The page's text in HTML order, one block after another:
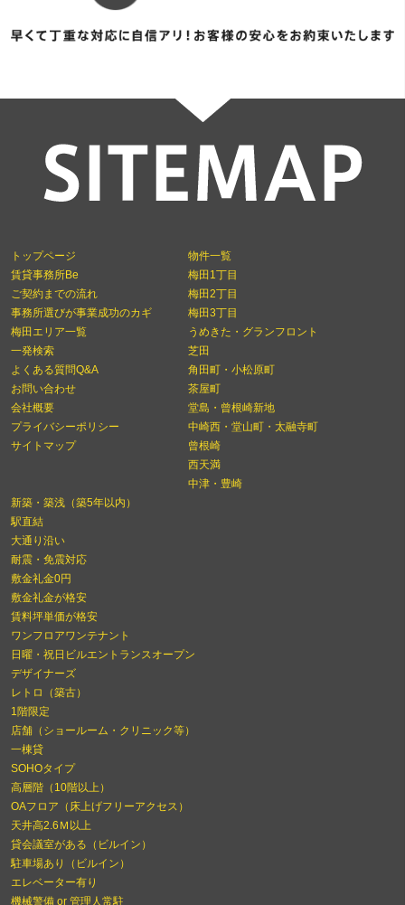
トップページ
賃貸事務所Be
ご契約までの流れ
事務所選びが事業成功のカギ
梅田エリア一覧
一発検索
よくある質問Q&A
お問い合わせ
会社概要
プライバシーポリシー
サイトマップ
物件一覧
梅田1丁目
梅田2丁目
梅田3丁目
うめきた・グランフロント
芝田
角田町・小松原町
茶屋町
堂島・曾根崎新地
中崎西・堂山町・太融寺町
曾根崎
西天満
中津・豊崎
新築・築浅（築5年以内）
駅直結
大通り沿い
耐震・免震対応
敷金礼金0円
敷金礼金が格安
賃料坪単価が格安
ワンフロアワンテナント
日曜・祝日ビルエントランスオープン
デザイナーズ
レトロ（築古）
1階限定
店舗（ショールーム・クリニック等）
一棟貸
SOHOタイプ
高層階（10階以上）
OAフロア（床上げフリーアクセス）
天井高2.6Ｍ以上
貸会議室がある（ビルイン）
駐車場あり（ビルイン）
エレベーター有り
機械警備 or 管理人常駐